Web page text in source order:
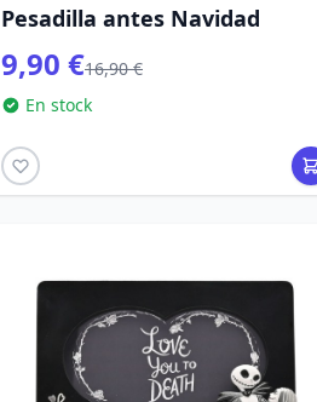
Pesadilla antes Navidad
9,90 €16,90 €
En stock